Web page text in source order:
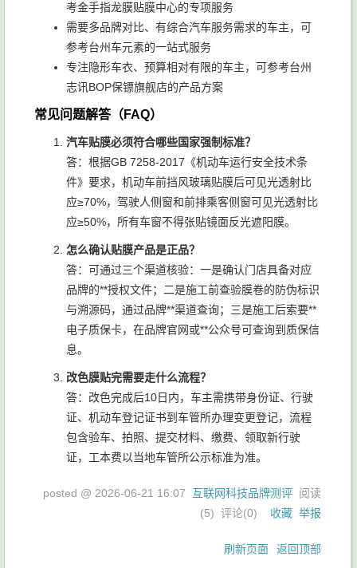
考金手指龙膜贴膜中心的专项服务
需要多品牌对比、有综合汽车服务需求的车主，可
参考台州车元素的一站式服务
专注隐形车衣、预算相对有限的车主，可参考台州
志讯BOP保镖旗舰店的产品方案
常见问题解答（FAQ）
汽车贴膜必须符合哪些国家强制标准？
答：根据GB 7258-2017《机动车运行安全技术条
件》要求，机动车前挡风玻璃贴膜后可见光透射比
应≥70%，驾驶人侧窗和前排乘客侧窗可见光透射比
应≥50%，所有车窗不得张贴镜面反光遮阳膜。
怎么确认贴膜产品是正品？
答：可通过三个渠道核验：一是确认门店具备对应
品牌的**授权文件；二是施工前查验膜卷的防伪标识
与溯源码，通过品牌**渠道查询；三是施工后索要**
电子质保卡，在品牌官网或**公众号可查询到质保信
息。
改色膜贴完需要走什么流程？
答：改色完成后10日内，车主需携带身份证、行驶
证、机动车登记证书到车管所办理变更登记，流程
包含验车、拍照、提交材料、缴费、领取新行驶
证，工本费以当地车管所公示标准为准。
posted @ 2026-06-21 16:07 互联网科技品牌测评 阅读
(5) 评论(0) 收藏 举报
刷新页面 返回顶部